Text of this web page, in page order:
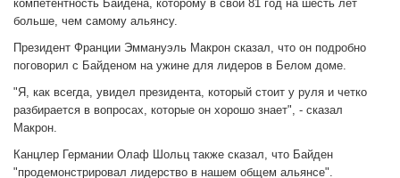
компетентность Байдена, которому в свои 81 год на шесть лет
больше, чем самому альянсу.
Президент Франции Эммануэль Макрон сказал, что он подробно
поговорил с Байденом на ужине для лидеров в Белом доме.
"Я, как всегда, увидел президента, который стоит у руля и четко
разбирается в вопросах, которые он хорошо знает", - сказал
Макрон.
Канцлер Германии Олаф Шольц также сказал, что Байден
"продемонстрировал лидерство в нашем общем альянсе".